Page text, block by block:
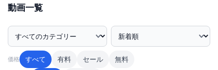
(そのせいで病気をうつされたこともしばしばwww)
ていただいていますm(-_-)m
主な取扱商品: 地方在住の■■■ハメ撮り動画
動画一覧
カテゴリー絞込み 並び順
価格 すべて 有料 セール 無料